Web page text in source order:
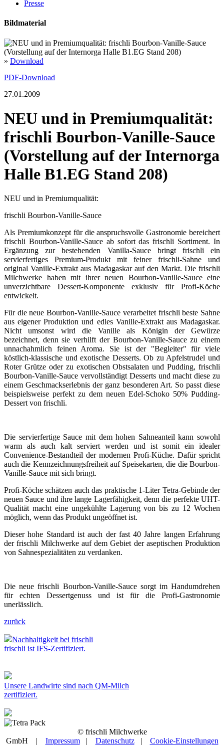
Presse
Bildmaterial
» Download
PDF-Download
27.01.2009
NEU und in Premiumqualität:
frischli Bourbon-Vanille-Sauce
(Vorstellung auf der Internorga
Halle B1.EG Stand 208)
NEU und in Premiumqualität:
frischli Bourbon-Vanille-Sauce
Als Premiumkonzept für die anspruchsvolle Gastronomie bereichert
frischli Bourbon-Vanille-Sauce ab sofort das frischli Sortiment. In
Ergänzung zur bestehenden Vanilla-Sauce bringt frischli ein
servierfertiges Premium-Produkt mit feiner frischli-Sahne und
original Vanille-Extrakt aus Madagaskar auf den Markt. Die frischli
Milchwerke haben mit ihrer neuen Bourbon-Vanille-Sauce eine
unverzichtbare Dessert-Komponente exklusiv für Profi-Köche
entwickelt.
Für die neue Bourbon-Vanille-Sauce verarbeitet frischli beste Sahne
aus eigener Produktion und edles Vanille-Extrakt aus Madagaskar.
Nicht umsonst wird die Vanille als Königin der Gewürze
bezeichnet, denn sie verhilft der Bourbon-Vanille-Sauce zu einem
unnachahmlich feinen Aroma. Sie ist der "Begleiter" für viele
köstlich-klassische und exotische Desserts. Ob zu Apfelstrudel und
Roter Grütze oder zu exotischen Obstsalaten und Pudding, frischli
Bourbon-Vanille-Sauce vervollständigt Desserts und macht diese zu
einem Geschmackserlebnis der ganz besonderen Art. So passt diese
beispielsweise perfekt zu dem neuen Edel-Schoko 50% Pudding-
Dessert von frischli.
Die servierfertige Sauce mit dem hohen Sahneanteil kann sowohl
warm als auch kalt serviert werden und ist somit ein idealer
Convenience-Bestandteil der modernen Profi-Küche. Dafür spricht
auch die Kennzeichnungsfreiheit auf Speisekarten, die die Bourbon-
Vanille-Sauce mit sich bringt.
Profi-Köche schätzen auch das praktische 1-Liter Tetra-Gebinde der
neuen Sauce und ihre lange Lagerfähigkeit, denn die perfekte UHT-
Qualität macht eine ungekühlte Lagerung von bis zu 12 Wochen
möglich, wenn das Produkt ungeöffnet ist.
Dieser hohe Standard ist auch der fast 40 Jahre langen Erfahrung
der frischli Milchwerke auf dem Gebiet der aseptischen Produktion
von Sahnespezialitäten zu verdanken.
Die neue frischli Bourbon-Vanille-Sauce sorgt im Handumdrehen
für echten Dessertgenuss und ist für die Profi-Gastronomie
unerlässlich.
zurück
Nachhaltigkeit bei frischli
frischli ist IFS-Zertifiziert.
Unsere Landwirte sind nach QM-Milch
zertifiziert.
© frischli Milchwerke
GmbH | Impressum| Datenschutz| Cookie-Einstellungen